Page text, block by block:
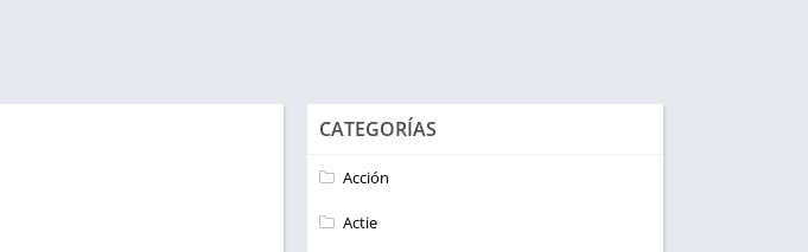
CATEGORÍAS
Acción
Actie